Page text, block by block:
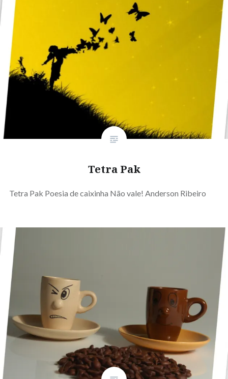
Tetra Pak
Tetra Pak Poesia de caixinha Não vale! Anderson Ribeiro